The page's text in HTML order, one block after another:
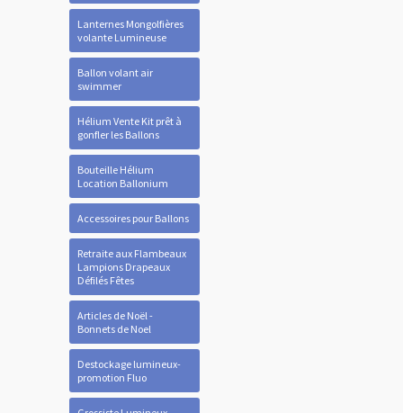
Lanternes Mongolfières
volante Lumineuse
Ballon volant air
swimmer
Hélium Vente Kit prêt à
gonfler les Ballons
Bouteille Hélium
Location Ballonium
Accessoires pour Ballons
Retraite aux Flambeaux
Lampions Drapeaux
Défilés Fêtes
Articles de Noël -
Bonnets de Noel
Destockage lumineux-
promotion Fluo